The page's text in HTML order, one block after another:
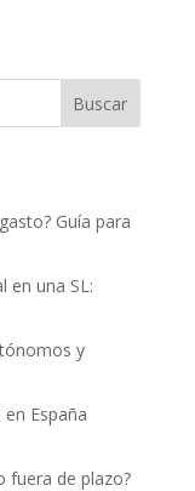
Buscar
Guía para
en una SL:
y
España
fuera de plazo?